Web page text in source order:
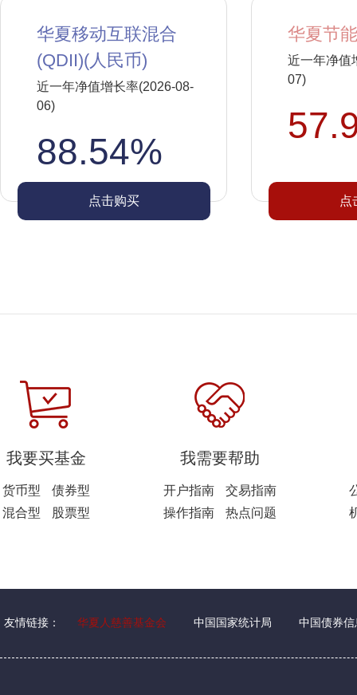
华夏移动互联混合
(QDII)(人民币)
近一年净值增长率(2026-08-
06)
88.54%
点击购买
华夏节
近一年净值
07)
点
我要买基金
货币型
债券型
混合型
股票型
我需要帮助
开户指南
交易指南
操作指南
热点问题
友情链接： 华夏人慈善基金会 中国国家统计局 中国债券信